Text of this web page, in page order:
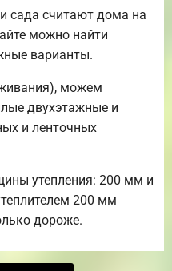
сада считают дома на
можно найти
варианты.
можем
двухэтажные и
и ленточных
утепления: 200 мм и
200 мм
дороже.